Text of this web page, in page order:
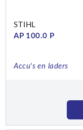
STIHL
AP 100.0 P
Accu's en laders